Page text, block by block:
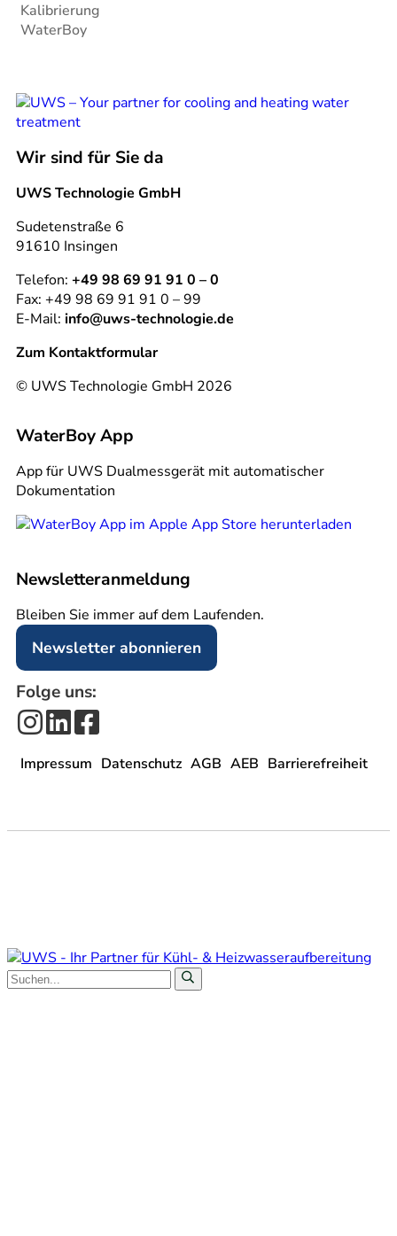
Kalibrierung
WaterBoy
Wir sind für Sie da
UWS Technologie GmbH
Sudetenstraße 6
91610 Insingen
Telefon: +49 98 69 91 91 0 – 0
Fax: +49 98 69 91 91 0 – 99
E-Mail: info@uws-technologie.de
Zum Kontaktformular
© UWS Technologie GmbH 2026
WaterBoy App
App für UWS Dualmessgerät mit automatischer
Dokumentation
Newsletter­anmeldung
Bleiben Sie immer auf dem Laufenden.
Newsletter abonnieren
Folge uns:
Impressum Datenschutz AGB AEB Barrierefreiheit